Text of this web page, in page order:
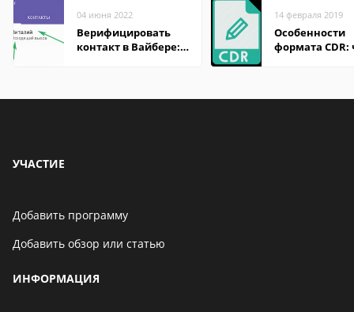
04 июня 2022
Верифицировать
контакт в Вайбере:
14 февраля 2019
Особенности
формата CDR:
УЧАСТИЕ
Добавить программу
Добавить обзор или статью
ИНФОРМАЦИЯ